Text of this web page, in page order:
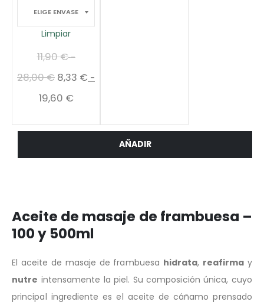
Limpiar
11,90€ -
28,00€ 8,33 € -
19,60 €
Aceite de masaje de frambuesa –
100 y 500ml
El aceite de masaje de frambuesa hidrata, reafirma y
nutre intensamente la piel. Su composición única, cuyo
principal ingrediente es el aceite de cáñamo prensado